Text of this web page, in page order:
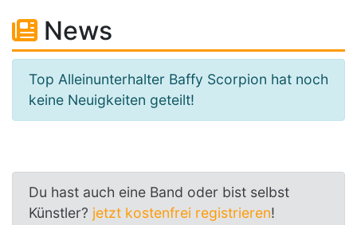
News
Top Alleinunterhalter Baffy Scorpion hat noch
keine Neuigkeiten geteilt!
Du hast auch eine Band oder bist selbst
Künstler? jetzt kostenfrei registrieren!